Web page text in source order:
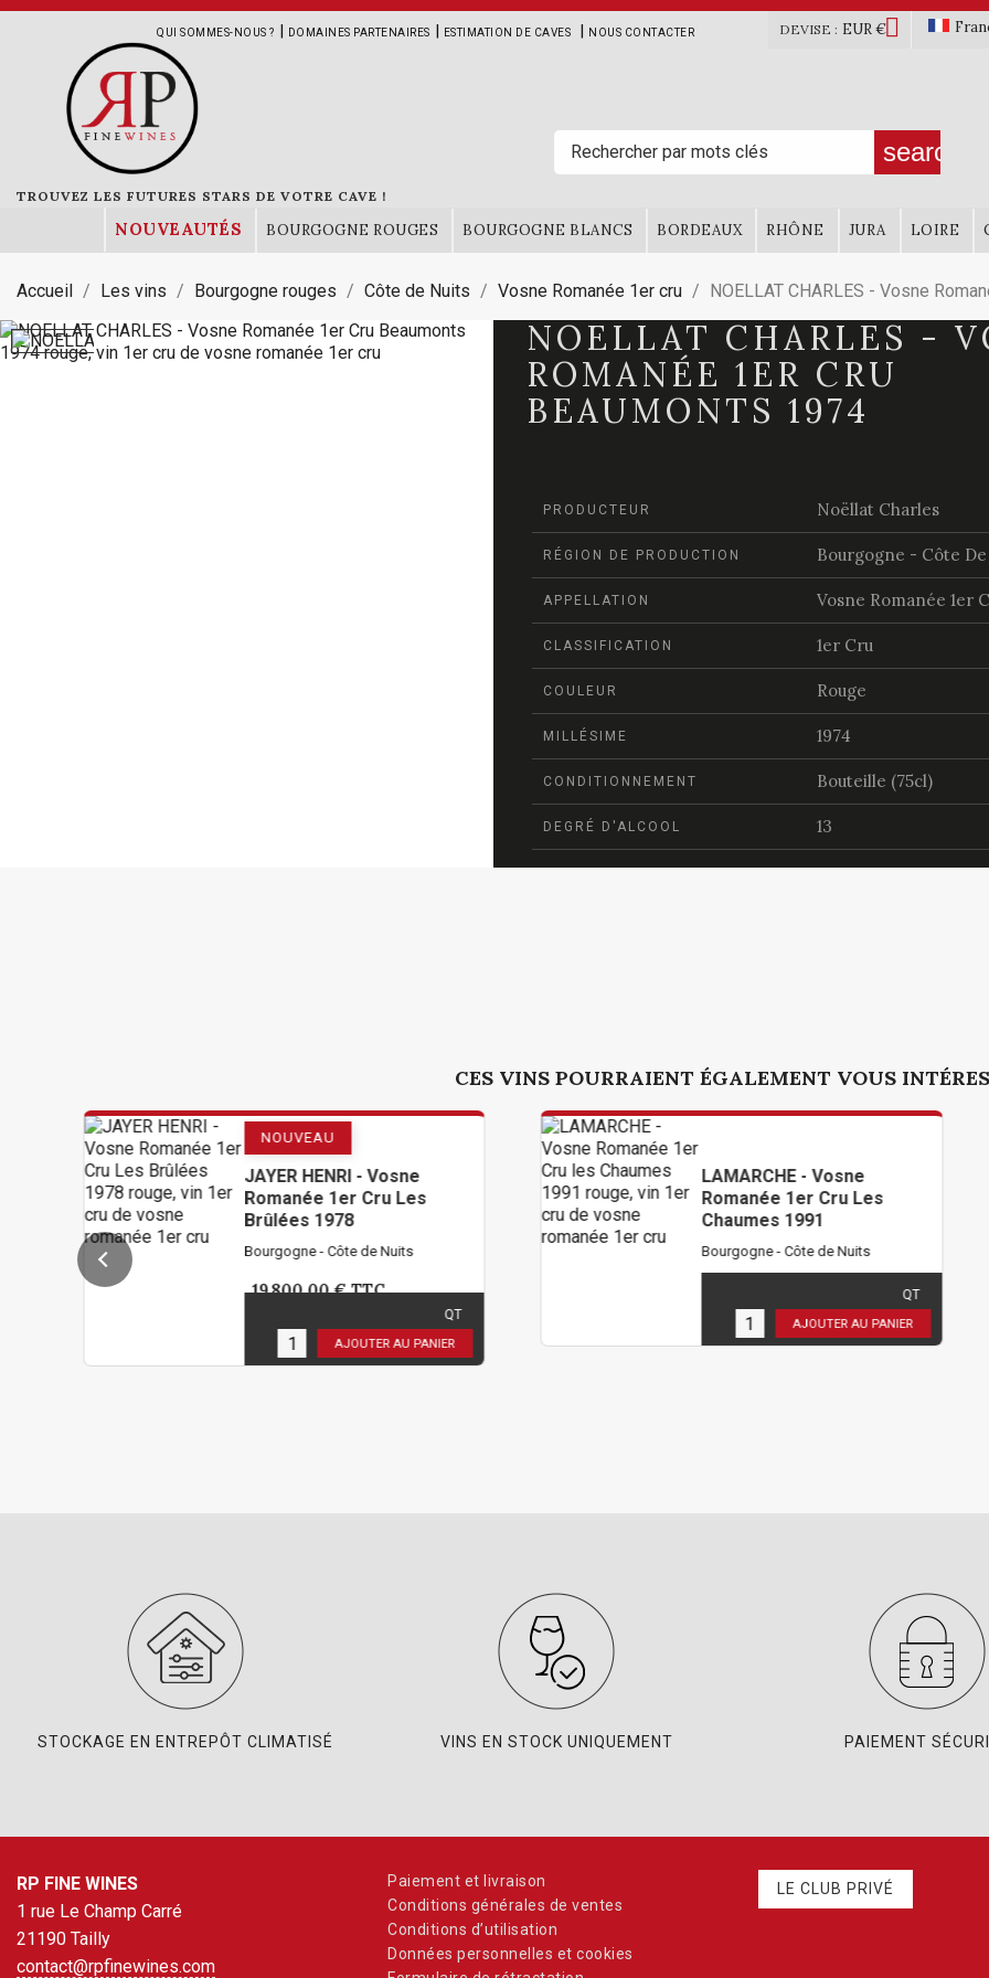
QUI SOMMES-NOUS ? | DOMAINES PARTENAIRES | ESTIMATION DE CAVES | NOUS CONTACTER DEVISE : EUR €
TROUVEZ LES FUTURES STARS DE VOTRE CAVE !
search
NOUVEAUTÉS BOURGOGNE ROUGES BOURGOGNE BLANCS BORDEAUX RHÔNE JURA LOIRE
Accueil Les vins Bourgogne rouges Côte de Nuits Vosne Romanée 1er cru NOELLAT CHARLES - Vosne
NOELLAT CHARLES -
ROMANÉE 1ER CRU
BEAUMONTS 1974
PRODUCTEUR Noëllat Charles
RÉGION DE PRODUCTION Bourgogne - Côte
APPELLATION Vosne Romanée 1er
CLASSIFICATION 1er Cru
COULEUR Rouge
MILLÉSIME 1974
CONDITIONNEMENT Bouteille (75cl)
DEGRÉ D'ALCOOL 13
CES VINS POURRAIENT ÉGALEMENT VOUS
JAYER HENRI - Vosne
Romanée 1er Cru Les
Brûlées 1978
Bourgogne - Côte de Nuits
19 800,00 € TTC
en stock AJOUTER AU PANIER
NOUVEAU
LAMARCHE - Vosne
Romanée 1er Cru Les
Chaumes 1991
Bourgogne - Côte de Nuits
en stock AJOUTER AU PANIER
STOCKAGE EN ENTREPÔT CLIMATISÉ VINS EN STOCK UNIQUEMENT PAIEMENT
RP FINE WINES
1 rue Le Champ Carré
21190 Tailly
contact@rpfinewines.com
Paiement et livraison
Conditions générales de ventes
Conditions d’utilisation
Données personnelles et cookies
LE CLUB PRIVÉ